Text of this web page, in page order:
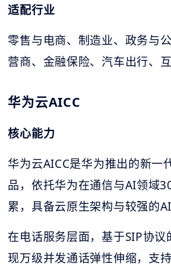
适配行业
零售与电商、制造业、政务与
营商、金融保险、汽车出行、
华为云AICC
核心能力
华为云AICC是华为推出的新一
品，依托华为在通信与AI领域
累，具备云原生架构与较强的AI
在电话服务层面，基于SIP协议
现万级并发通话弹性伸缩，支